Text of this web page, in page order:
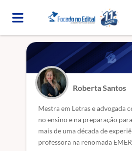
Roberta Santos
Mestra em Letras e advogada
no ensino e na preparação
mais de uma década de
professora na renomada